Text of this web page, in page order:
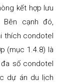
kết hợp lưu
Bên cạnh đó,
thích condotel
(mục 1.4.8) là
số condotel
dự án du lịch